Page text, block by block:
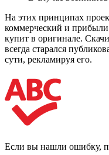
На этих принципах
коммерческий и прибыли
купит в оригинале.
всегда старался
сути, рекламируя его.
Если вы нашли ошибку,